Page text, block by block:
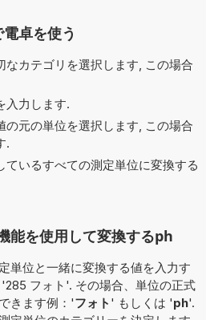
卓を使う
なカテゴリを選択します, この場合
入力します.
の元の単位を選択します, この場合
.
ているすべての測定単位に変換する
能を使用して変換するph
単位と一緒に変換する値を入力す
フォト'. その場合、単位の正式
きます例：'フォト ' もしくは 'ph'.